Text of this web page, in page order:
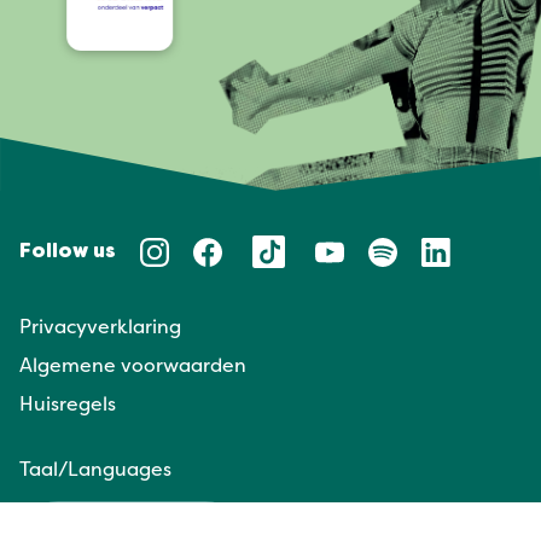
Follow us
Privacyverklaring
Algemene voorwaarden
Huisregels
Taal/Languages